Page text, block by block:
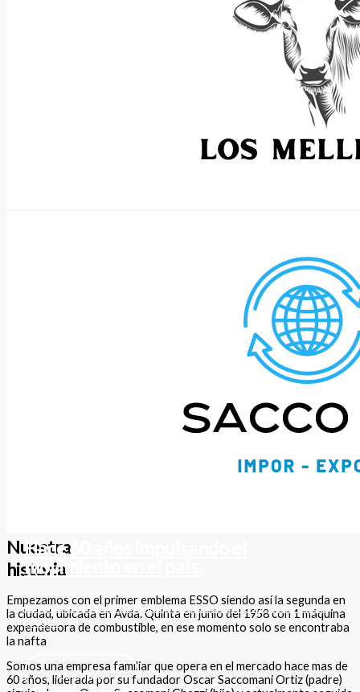
Hace 60 años impulsando el
movimiento en el paÍs.
Nos movemos todos los días para hacer llegar el mejor servicio a
tu casa.
Leer más
Nuestra
historia
Empezamos con el primer emblema ESSO siendo así la segunda en
la ciudad, ubicada en Avda. Quinta en junio del 1958 con 1 máquina
expendedora de combustible, en ese momento solo se encontraba
la nafta
Somos una empresa familiar que opera en el mercado hace mas de
60 años, liderada por su fundador Oscar Saccomani Ortiz (padre)